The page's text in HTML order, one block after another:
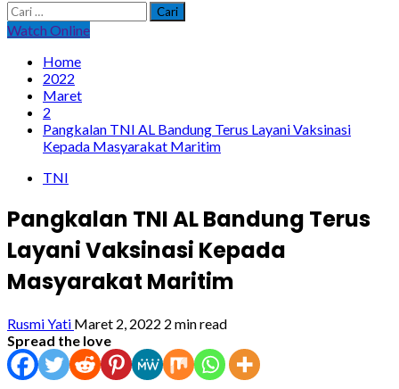
Cari
untuk:
Watch Online
Home
2022
Maret
2
Pangkalan TNI AL Bandung Terus Layani Vaksinasi
Kepada Masyarakat Maritim
TNI
Pangkalan TNI AL Bandung Terus
Layani Vaksinasi Kepada
Masyarakat Maritim
Rusmi Yati Maret 2, 2022 2 min read
Spread the love